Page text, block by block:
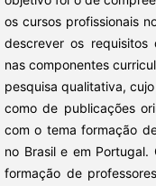
os cursos profissionais
descrever os requisitos
nas componentes
pesquisa qualitativa,
como de publicações
com o tema formação
no Brasil e em
formação de